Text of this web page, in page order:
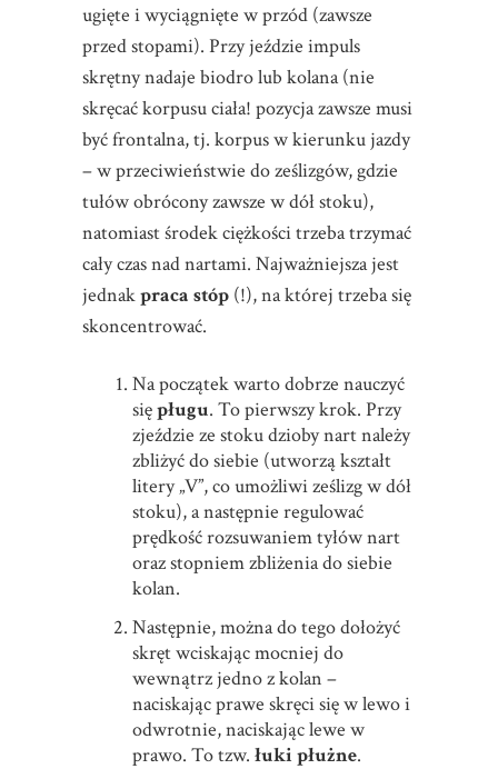
ugięte i wyciągnięte w przód (zawsze
przed stopami). Przy jeździe impuls
skrętny nadaje biodro lub kolana (nie
skręcać korpusu ciała! pozycja zawsze musi
być frontalna, tj. korpus w kierunku jazdy
– w przeciwieństwie do ześlizgów, gdzie
tułów obrócony zawsze w dół stoku),
natomiast środek ciężkości trzeba trzymać
cały czas nad nartami. Najważniejsza jest
jednakpraca stóp (!), na której trzeba się
skoncentrować.
Na początek warto dobrze nauczyć
siępługu. To pierwszy krok. Przy
zjeździe ze stoku dzioby nart należy
zbliżyć do siebie (utworzą kształt
litery „V”, co umożliwi ześlizg w dół
stoku), a następnie regulować
prędkość rozsuwaniem tyłów nart
oraz stopniem zbliżenia do siebie
kolan.
Następnie, można do tego dołożyć
skręt wciskając mocniej do
wewnątrz jedno z kolan –
naciskając prawe skręci się w lewo i
odwrotnie, naciskając lewe w
prawo. To tzw. łuki płużne.